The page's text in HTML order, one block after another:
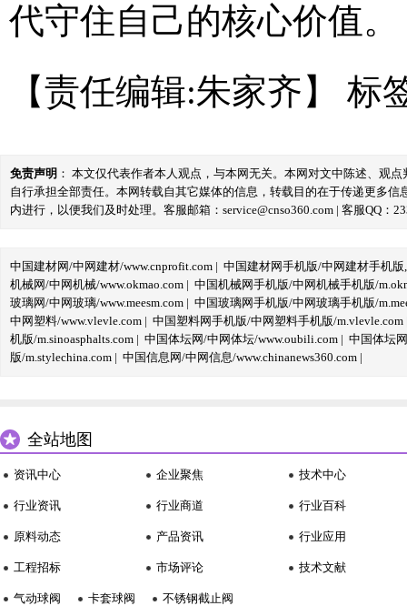
代守住自己的核心价值
【责任编辑:朱家齐】 标
免责声明 ： 本文仅代表作者本人观点，与本网无关。本网对文中陈述、观
自行承担全部责任。本网转载自其它媒体的信息，转载目的在于传递更多
内进行，以便我们及时处理。客服邮箱：service@cnso360.com | 客服QQ：
中国建材网/中网建材/www.cnprofit.com | 中国建材网手机版/中网建材手机版
机械网/中网机械/www.okmao.com | 中国机械网手机版/中网机械手机版/
玻璃网/中网玻璃/www.meesm.com | 中国玻璃网手机版/中网玻璃手机版/
中网塑料/www.vlevle.com | 中国塑料网手机版/中网塑料手机版/m.vlevle.com
机版/m.sinoasphalts.com | 中国体坛网/中网体坛/www.oubili.com | 中国体坛
版/m.stylechina.com | 中国信息网/中网信息/www.chinanews360.com |
全站地图
资讯中心
行业资讯
原料动态
工程招标
企业聚焦
行业商道
产品资讯
市场评论
技术中心
行业百科
行业应用
技术文献
气动球阀 卡套球阀 不锈钢截止阀